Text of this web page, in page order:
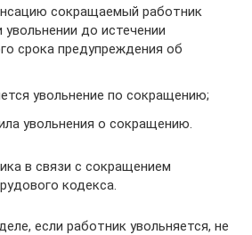
сокращаемый работник
увольнении до истечении
срока предупреждения об
увольнение по сокращению;
увольнения о сокращению.
в связи с сокращением
кодекса.
если работник увольняется, не